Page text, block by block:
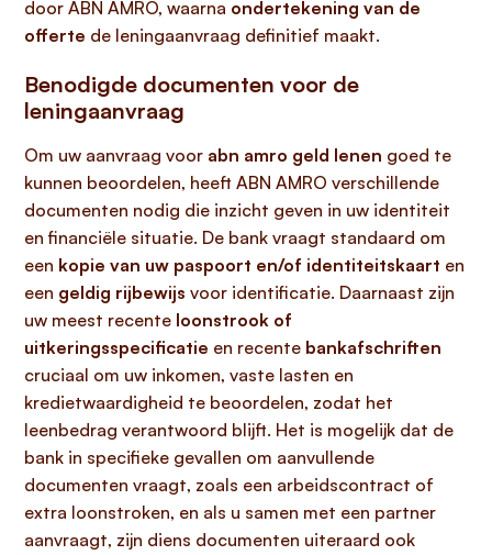
door ABN AMRO, waarna ondertekening van de
offerte de leningaanvraag definitief maakt.
Benodigde documenten voor de
leningaanvraag
Om uw aanvraag voor abn amro geld lenen goed te
kunnen beoordelen, heeft ABN AMRO verschillende
documenten nodig die inzicht geven in uw identiteit
en financiële situatie. De bank vraagt standaard om
een kopie van uw paspoort en/of identiteitskaart en
een geldig rijbewijs voor identificatie. Daarnaast zijn
uw meest recente loonstrook of
uitkeringsspecificatie en recente bankafschriften
cruciaal om uw inkomen, vaste lasten en
kredietwaardigheid te beoordelen, zodat het
leenbedrag verantwoord blijft. Het is mogelijk dat de
bank in specifieke gevallen om aanvullende
documenten vraagt, zoals een arbeidscontract of
extra loonstroken, en als u samen met een partner
aanvraagt, zijn diens documenten uiteraard ook